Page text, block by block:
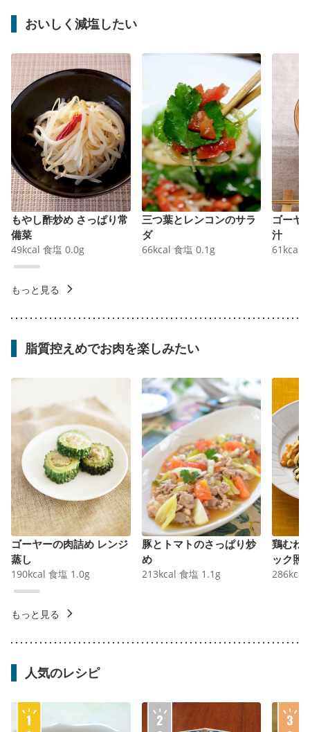
おいしく減塩したい
もやし酢炒め さっぱり常
備菜
49kcal 食塩 0.0g
三つ葉とレンコンのサラ
ダ
66kcal 食塩 0.1 g
ゴーヤ
汁
61 kcal
もっと見る
脂質控えめでお肉を楽しみたい
ゴーヤーの肉詰め レンジ
蒸し
190kcal 食塩 1.0g
豚とトマトのさっぱり炒
め
213kcal 食塩 1.1 g
鶏むね
ック照
286kcal
もっと見る
人気のレシピ